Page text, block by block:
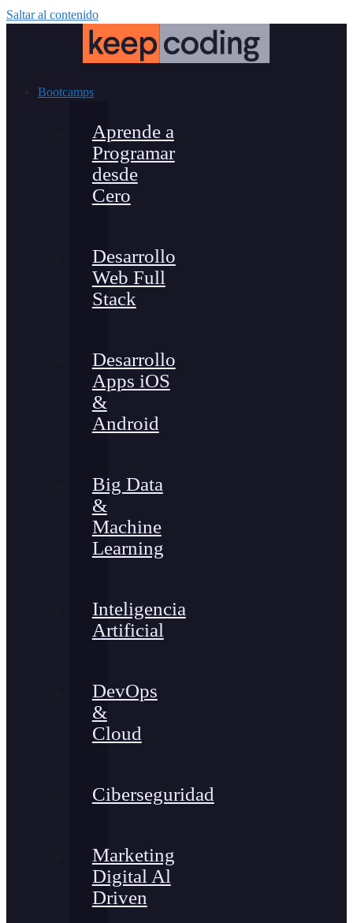
Saltar al contenido
Bootcamps
Aprende a
Programar
desde
Cero
Desarrollo
Web Full
Stack
Desarrollo
Apps iOS
&
Android
Big Data
&
Machine
Learning
Inteligencia
Artificial
DevOps
&
Cloud
Ciberseguridad
Marketing
Digital Al
Driven